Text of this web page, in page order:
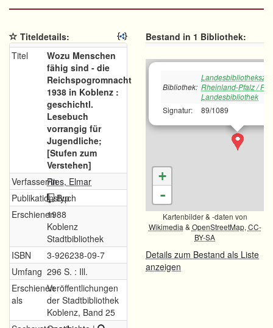
Titeldetails:
Titel
Wozu Menschen
fähig sind - die
Reichspogromnacht
1938 in Koblenz :
geschichtl.
Lesebuch
vorrangig für
Jugendliche;
[Stufen zum
Verstehen]
Verfasser/inRies, Elmar
Publikationstyp
Buch
Erschienen1988
Koblenz
Stadtbibliothek
ISBN
3-926238-09-7
Umfang 296 S. : Ill.
Erschienen
als
Veröffentlichungen
der Stadtbibliothek
Koblenz, Band 25
Bestand in 1 Bibliothek:
Bibliothek: Rheinland-Pfalz /
Landesbibliothek
Signatur:
89/1089
+
-
Kartenbilder & -daten von
Wikimedia & OpenStreetMap, CC-
BY-SA
Details zum Bestand als Liste
anzeigen